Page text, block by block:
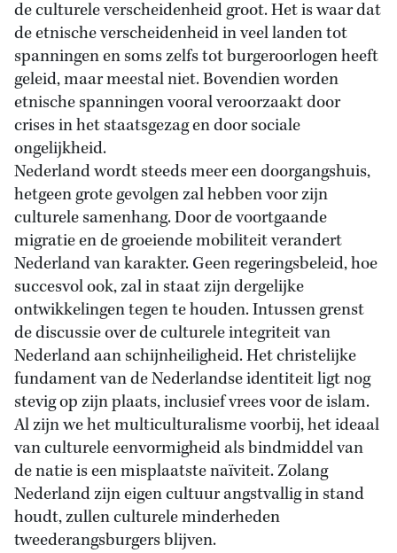
de culturele verscheidenheid groot. Het is waar dat
de etnische verscheidenheid in veel landen tot
spanningen en soms zelfs tot burgeroorlogen heeft
geleid, maar meestal niet. Bovendien worden
etnische spanningen vooral veroorzaakt door
crises in het staatsgezag en door sociale
ongelijkheid.
Nederland wordt steeds meer een doorgangshuis,
hetgeen grote gevolgen zal hebben voor zijn
culturele samenhang. Door de voortgaande
migratie en de groeiende mobiliteit verandert
Nederland van karakter. Geen regeringsbeleid, hoe
succesvol ook, zal in staat zijn dergelijke
ontwikkelingen tegen te houden. Intussen grenst
de discussie over de culturele integriteit van
Nederland aan schijnheiligheid. Het christelijke
fundament van de Nederlandse identiteit ligt nog
stevig op zijn plaats, inclusief vrees voor de islam.
Al zijn we het multiculturalisme voorbij, het ideaal
van culturele eenvormigheid als bindmiddel van
de natie is een misplaatste naïviteit. Zolang
Nederland zijn eigen cultuur angstvallig in stand
houdt, zullen culturele minderheden
tweederangsburgers blijven.